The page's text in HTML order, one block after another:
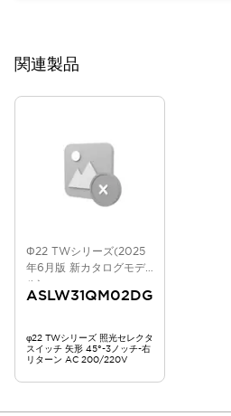
関連製品
Φ22 TWシリーズ(2025
年6月版 新カタログモデ
ル)
ASLW31QM02DG
φ22 TWシリーズ 照光セレクタ
スイッチ 矢形 45°-3ノッチ-右
リターン AC 200/220V